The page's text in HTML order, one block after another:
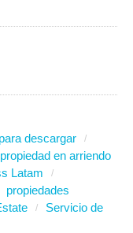
descargar
en arriendo
Latam
propiedades
Servicio de